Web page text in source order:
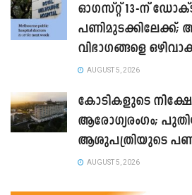
ഓഗസ്റ്റ് 13-ന്
പണിമുടക്കിലേക്ക്;
വിഭാഗങ്ങളെ
AUGUST 5, 2026
കോടികളുടെ
ആരോഗ്യരംഗം;
ആശുപത്രിയുടെ
AUGUST 5, 2026